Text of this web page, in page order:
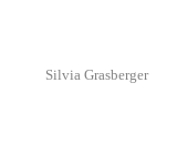
Silvia Grasberger